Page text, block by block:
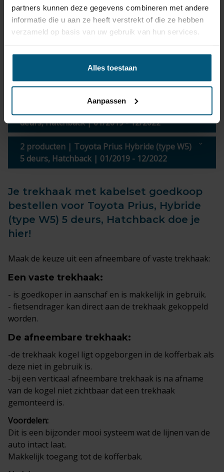
partners kunnen deze gegevens combineren met andere
informatie die u aan ze heeft verstrekt of die ze hebben
verzameld op basis van uw gebruik van hun services.
Alles toestaan
Aanpassen
Levertijd3-5
werkdagen
€ 388,77
5 deurs, Hatchback | 01/2019 - 12/2022
deurs, Hatchback | 01/2019 - 12/2022
2 producten | Toyota Prius Hybride (type W5)
5 deurs, Hatchback | 01/2019 - 12/2022
Je trekhaak met kabelset goedkoop
bestellen voor Toyota Prius, Hybride
(type W5) 5 deurs, Hatchback doe je
hier!
Maak de keuze uit een afneembare of vaste trekhaak:
Een vaste trekhaak:
- is goedkoper in aanschaf en is makkelijk in gebruik.
- fietsendrager kan direct aan de trekhaak gekoppeld
worden.
De afneembare trekhaak:
-de trekhaak kogel ligt opgeborgen in de kofferbak als
deze niet in gebruik is.
-bij een verticaal afneembare trekhaak is na afname
van de kogel niet zichtbaar dat een trekhaak
gemonteerd is.
Voordelen:
Dit is een bijzonder mooi systeem wat de lijnen van de
auto intact laat.
Makkelijk toegang tot de kofferbak.